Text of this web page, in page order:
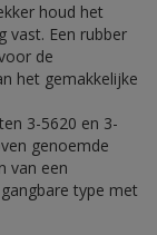
houd het
vast. Een rubber
de
het gemakkelijke
3-5620 en 3-
genoemde
van een
type met